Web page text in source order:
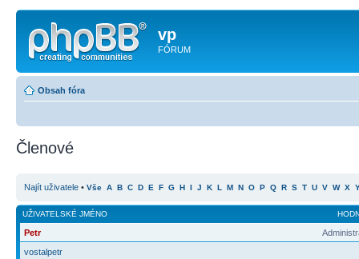
vp
FÓRUM
Obsah fóra
Členové
Najít uživatele • Vše A B C D E F G H I J K L M N O P Q R S T U V W X
UŽIVATELSKÉ JMÉNO
Petr
vostalpetr